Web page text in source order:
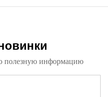
полезную информацию